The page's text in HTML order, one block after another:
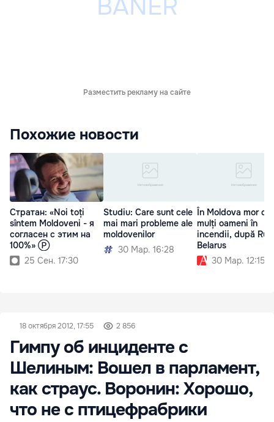
Разместить рекламу на сайте
Похожие новости
Стратан: «Noi toți
sîntem Moldoveni - я
согласен с этим на
100%» Ⓟ
25 Сен. 17:30
Studiu: Care sunt cele
mai mari probleme ale
moldovenilor
30 Мар. 16:28
În Moldova mor
mulți oameni în
incendii, după
Belarus
30 Мар. 12:15
18 октября 2012, 17:55 2 856
Гимпу об инциденте с
Шелиным: Вошел в парламент,
как страус. Воронин: Хорошо,
что не с птицефрабрики